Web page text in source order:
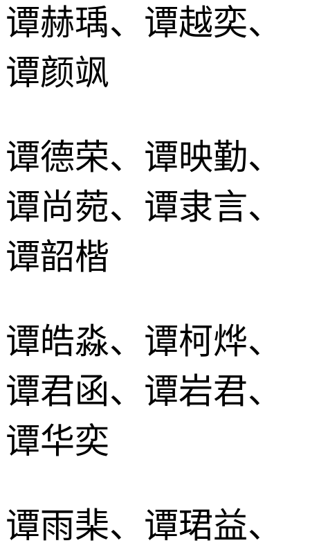
谭赫瑀、谭越奕、
谭颜飒
谭德荣、谭映勤、
谭尚菀、谭隶言、
谭韶楷
谭皓淼、谭柯烨、
谭君函、谭岩君、
谭华奕
谭雨棐、谭珺益、